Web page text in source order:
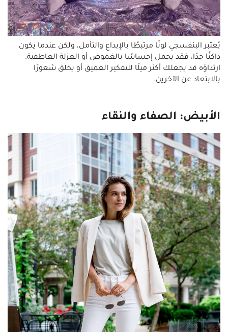
يُعتبر البنفسجي لونًا مرتبطًا بالإبداع والتأمل، ولكن عندما يكون
داكنًا جدًا، فقد يحمل إحساسًا بالغموض أو العزلة العاطفية.
ارتداؤه قد يجعلك أكثر ميلًا للتفكير العميق أو يخلق شعورًا
بالابتعاد عن الآخرين.
الأبيض: الصفاء والنقاء